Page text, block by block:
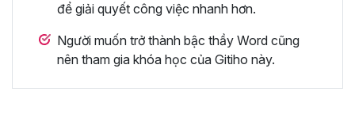
để giải quyết công việc nhanh hơn.
Người muốn trở thành bậc thầy Word cũng
nên tham gia khóa học của Gitiho này.